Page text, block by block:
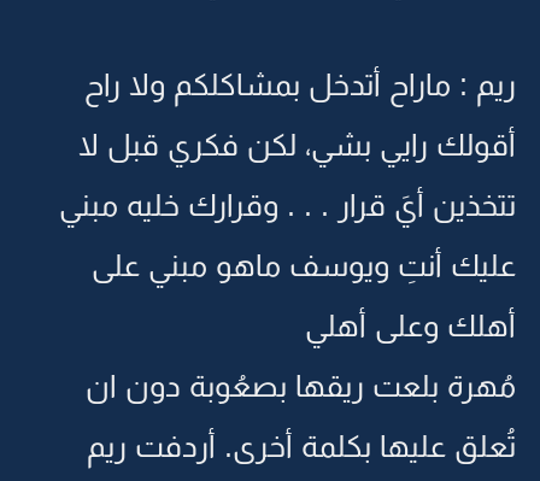
ريم : ماراح أتدخل بمشاكلكم ولا راح
أقولك رايي بشي، لكن فكري قبل لا
تتخذين أيَ قرار . . . وقرارك خليه مبني
عليك أنتِ ويوسف ماهو مبني على
أهلك وعلى أهلي
مُهرة بلعت ريقها بصعُوبة دون ان
تُعلق عليها بكلمة أخرى. أردفت ريم